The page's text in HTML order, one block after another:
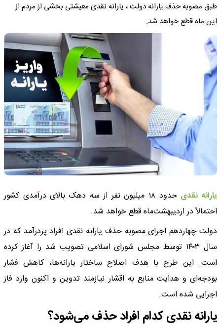
طبق مصوبه حذف یارانه دولت ، یارانه نقدی معیشتی بخشی از مردم از
این ماه قطع خواهد شد.
یارانه نقدی
حدود ۱۸ میلیون نفر از سه دهک بالای درآمدی کشور
احتمالاً در اردیبهشت‌ماه قطع خواهد شد.
دولت چهاردهم اجرای مصوبه حذف یارانه نقدی افراد پردرآمد که در
سال ۱۴۰۳ توسط مجلس شورای اسلامی تصویب شد را آغاز کرده
است. این طرح با هدف اصلاح ساختار یارانه‌ها، کاهش فشار
بودجه‌ای و هدایت منابع به اقشار نیازمند تدوین و اکنون وارد فاز
اجرایی شده است.
یارانه نقدی کدام افراد حذف می‌شود؟